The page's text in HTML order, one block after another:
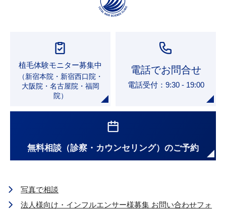
当WEBサイト並びに利用条件の解釈および適用
は日本国法に準拠します。
植毛体験モニター募集中
（新宿本院・新宿西口院・
大阪院・名古屋院・福岡
院）
電話でお問合せ
電話受付：9:30 - 19:00
無料相談（診察・カウンセリング）のご予約
写真で相談
法人様向け・インフルエンサー様募集 お問い合わせフォ